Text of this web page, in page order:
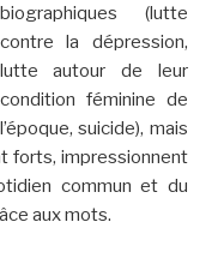
biographiques (lutte
contre la dépression,
lutte autour de leur
condition féminine de
l’époque, suicide), mais
forts, impressionnent
commun et du
aux mots.